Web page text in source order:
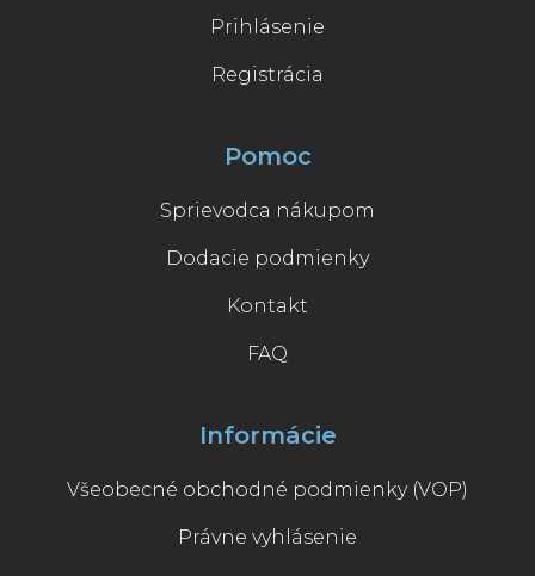
Prihlásenie
Registrácia
Pomoc
Sprievodca nákupom
Dodacie podmienky
Kontakt
FAQ
Informácie
Všeobecné obchodné podmienky (VOP)
Právne vyhlásenie